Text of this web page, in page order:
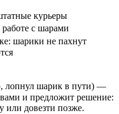
курьеры
с шарами
шарики не пахнут
лопнул шарик в пути) —
вами и предложит решение:
или довезти позже.